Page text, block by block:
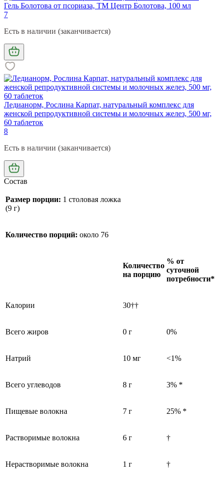
Гель Болотова от псориаза, ТМ Центр Болотова, 100 мл
7
Есть в наличии (заканчивается)
Ледианорм, Рослина Карпат, натуральный комплекс для
женской репродуктивной системы и молочных желез, 500 мг,
60 таблеток
8
Есть в наличии (заканчивается)
Состав
Размер порции: 1 столовая ложка
(9 г)
Количество порций: около 76
Количество
на порцию
% от
суточной
потребности*
Калории 30††
Всего жиров 0 г 0%
Натрий 10 мг <1%
Всего углеводов 8 г 3% *
Пищевые волокна 7 г 25% *
Растворимые волокна 6 г †
Нерастворимые волокна 1 г †